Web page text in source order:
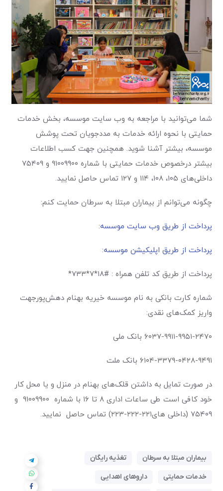
شما می‌توانید با مراجعه به وب سایت موسسه، بخش خدمات
حمایتی با نحوه ارائه خدمات به مددجویان تحت پوشش
موسسه، بیشتر آشنا شوید. همچنین جهت کسب اطلاعات
بیشتر درخصوص خدمات حمایتی با شماره ۹۱۰۰۹۹۰۰ و ۷۵۴۰۹
داخلی‌های ۱۰۵، ۱۰۸، ۱۱۴ و ۱۲۷ تماس حاصل نمایید.
چگونه می‌توانم از بیماران مبتلا به سرطان حمایت کنم:
پرداخت از طریق وب سایت موسسه:
پرداخت از طریق اپلیکیشن موسسه:
پرداخت از طریق کد تلفن همراه : #۱۸*۷*۷۳۳*
شماره کارت بانکی به نام موسسه خیریه بهنام دهش‌پورجهت
واریز کمک‌های نقدی:
۶۰۳۷-۹۹۱۱-۹۹۵۱-۲۴۷۰ بانک ملی
۶۱۰۴-۳۳۷۹-۰۴۲۸-۹۴۹۱ بانک ملت
در صورت تمایل به داشتن قلک‌های بهنام در منزل و یا محل کار
خود کافی است طی ساعات اداری ۸ تا ۱۶ با شماره ۹۱۰۰۹۹۰۰ و
۷۵۴۰۹ (داخلی های۲۲۱-۲۲۲-۲۲۳) تماس حاصل نمایید.
بیماران مبتلا به سرطان
تغذیه رایگان
خدمات حمایتی
داروهای اهدایی